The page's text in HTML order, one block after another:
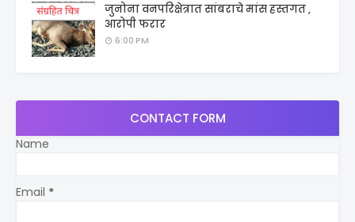
जुनोना वनपरिक्षेत्रात सांबराचे मांस हस्तगत ,
आरोपी फरार
6:00 PM
CONTACT FORM
Name
Email *